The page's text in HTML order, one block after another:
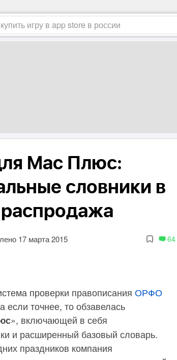
Mac Плюс:
словники в
17 марта 2015 64
проверки правописания ОРФО
если точнее, то обзавелась
», включающей в себя
и расширенный базовый словарь.
праздников компания